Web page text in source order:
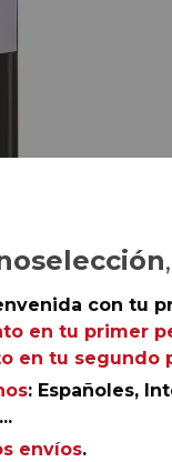
,
con tu
en tu primer
en tu segundo
: Españoles,
envíos.